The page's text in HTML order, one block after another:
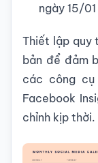
ngày 15/01
Thiết lập quy
bản để đảm
các công cụ
Facebook
chỉnh kịp thời.